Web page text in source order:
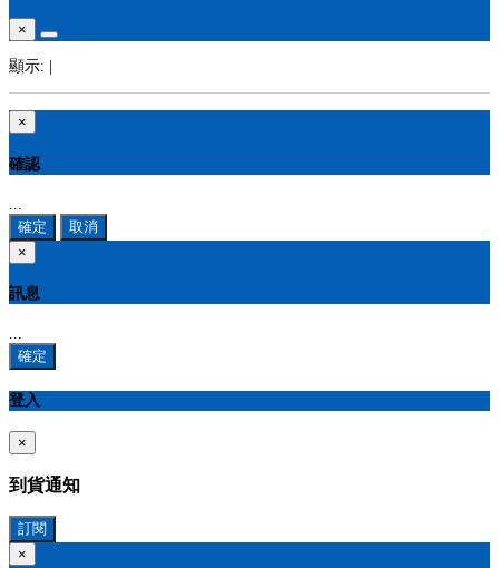
×
顯示:
×
確認
確定
取消
×
訊息
確定
登入
×
到貨通知
訂閱
×